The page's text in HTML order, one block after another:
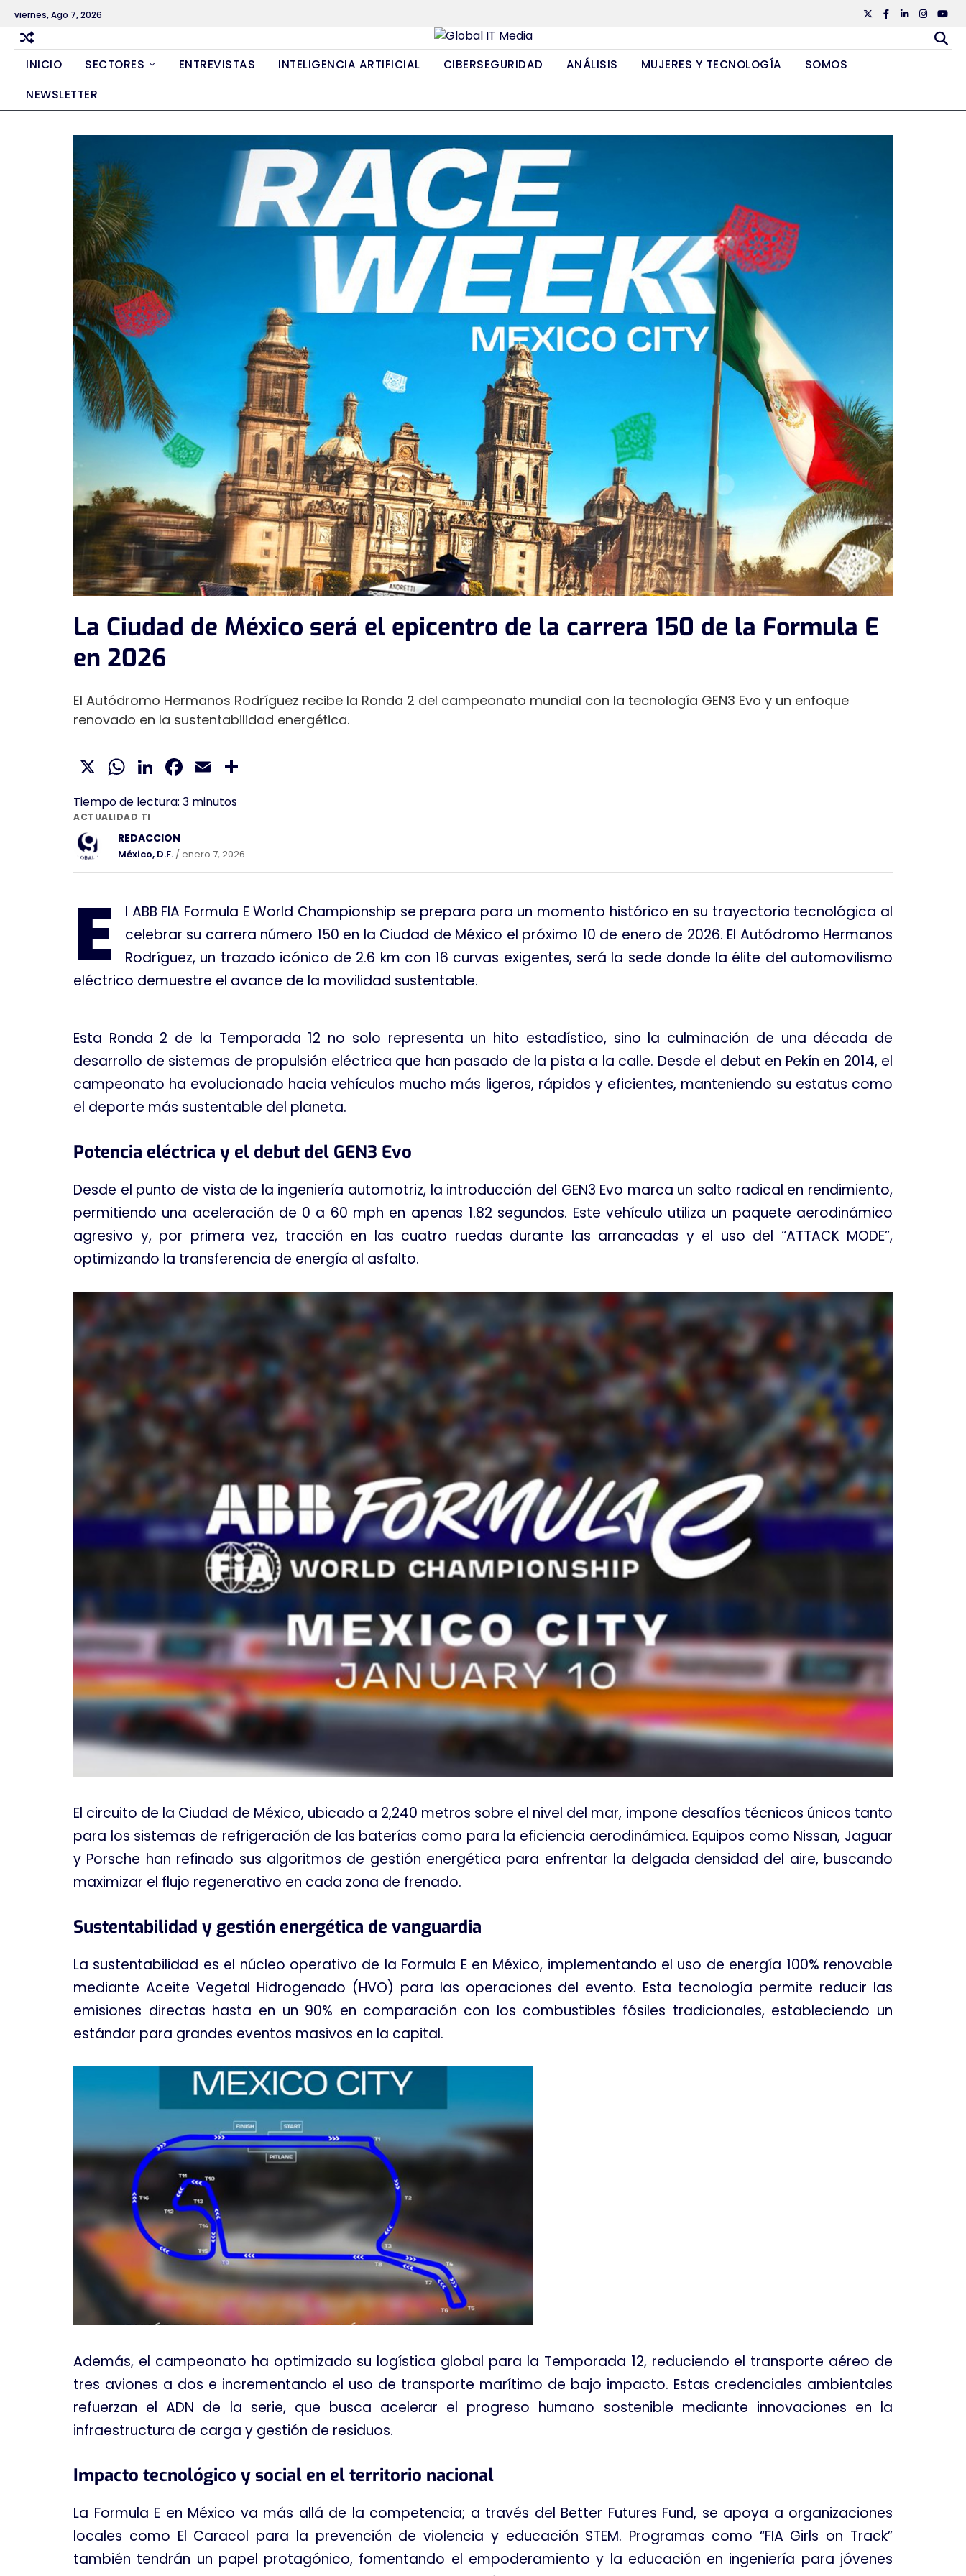
Skip
content
viernes, Ago 7, 2026 TwiiterFacebook
Linkedin
INICIO SECTORES ENTREVISTAS INTELIGENCIA ARTIFICIAL CIBERSEGURIDAD ANÁLISIS MUJERES Y TECNOLOGÍA
SOMOS
NEWSLETTER
La Ciudad de México será el epicentro de la carrera 150 de la Formula E
en 2026
X WhatsApp
LinkedIn
Facebook
Email
Tiempo de lectura: 3 minutos
ACTUALIDAD TI
El Autódromo Hermanos Rodríguez recibe la Ronda 2 del campeonato mundial con la tecnología GEN3 Evo y un enfoque
renovado en la sustentabilidad energética.
REDACCION
México, D.F. / enero 7, 2026
E
l ABB FIA Formula E World Championship se prepara para un momento histórico en su trayectoria tecnológica al
celebrar su carrera número 150 en la Ciudad de México el próximo 10 de enero de 2026. El Autódromo Hermanos
Rodríguez, un trazado icónico de 2.6 km con 16 curvas exigentes, será la sede donde la élite del automovilismo
eléctrico demuestre el avance de la movilidad sustentable.
Esta Ronda 2 de la Temporada 12 no solo representa un hito estadístico, sino la culminación de una década de
desarrollo de sistemas de propulsión eléctrica que han pasado de la pista a la calle. Desde el debut en Pekín en 2014, el
campeonato ha evolucionado hacia vehículos mucho más ligeros, rápidos y eficientes, manteniendo su estatus como
el deporte más sustentable del planeta.
Potencia eléctrica y el debut del GEN3 Evo
Desde el punto de vista de la ingeniería automotriz, la introducción del GEN3 Evo marca un salto radical en rendimiento,
permitiendo una aceleración de 0 a 60 mph en apenas 1.82 segundos. Este vehículo utiliza un paquete aerodinámico
agresivo y, por primera vez, tracción en las cuatro ruedas durante las arrancadas y el uso del “ATTACK MODE”,
optimizando la transferencia de energía al asfalto.
El circuito de la Ciudad de México, ubicado a 2,240 metros sobre el nivel del mar, impone desafíos técnicos únicos tanto
para los sistemas de refrigeración de las baterías como para la eficiencia aerodinámica. Equipos como Nissan, Jaguar
y Porsche han refinado sus algoritmos de gestión energética para enfrentar la delgada densidad del aire, buscando
maximizar el flujo regenerativo en cada zona de frenado.
Sustentabilidad y gestión energética de vanguardia
La sustentabilidad es el núcleo operativo de la Formula E en México, implementando el uso de energía 100% renovable
mediante Aceite Vegetal Hidrogenado (HVO) para las operaciones del evento. Esta tecnología permite reducir las
emisiones directas hasta en un 90% en comparación con los combustibles fósiles tradicionales, estableciendo un
estándar para grandes eventos masivos en la capital.
Además, el campeonato ha optimizado su logística global para la Temporada 12, reduciendo el transporte aéreo de
tres aviones a dos e incrementando el uso de transporte marítimo de bajo impacto. Estas credenciales ambientales
refuerzan el ADN de la serie, que busca acelerar el progreso humano sostenible mediante innovaciones en la
infraestructura de carga y gestión de residuos.
Impacto tecnológico y social en el territorio nacional
La Formula E en México va más allá de la competencia; a través del Better Futures Fund, se apoya a organizaciones
locales como El Caracol para la prevención de violencia y educación STEM. Programas como “FIA Girls on Track”
también tendrán un papel protagónico, fomentando el empoderamiento y la educación en ingeniería para jóvenes